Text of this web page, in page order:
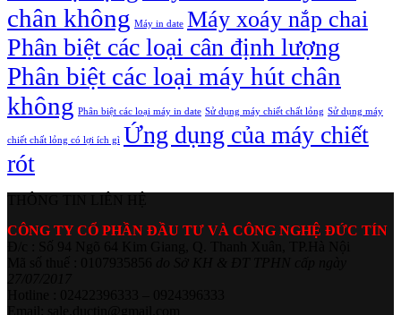
chân không Máy in date Máy xoáy nắp chai
Phân biệt các loại cân định lượng
Phân biệt các loại máy hút chân
không Phân biệt các loại máy in date Sử dụng máy chiết chất lỏng Sử dụng máy
chiết chất lỏng có lợi ích gì Ứng dụng của máy chiết
rót
CÔNG TY CỔ PHẦN ĐẦU TƯ VÀ CÔNG NGHỆ ĐỨC TÍN